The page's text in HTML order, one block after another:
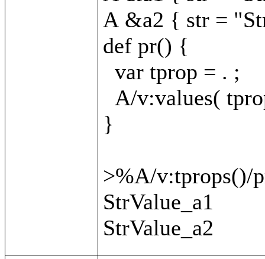
A &a2 { str =
def pr() {
var tprop = . ;
A/v:values(
}
>%A/v:tprops()/
StrValue_a1